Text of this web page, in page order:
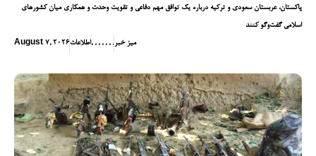
پاکستان، عربستان سعودی و ترکیه درباره یک توافق مهم دفاعی و تقویت وحدت و همکاری میان کشورهای
اسلامی گفت‌وگو کنند
August 7, 2026اطلاعات, , , , , , , میز خبر